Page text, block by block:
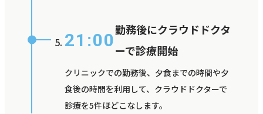
21:00
勤務後にクラウドドクタ
ーで診療開始
クリニックでの勤務後、夕食までの時間や夕
食後の時間を利用して、クラウドドクターで
診療を5件ほどこなします。